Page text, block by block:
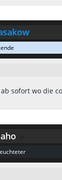
sofort wo die